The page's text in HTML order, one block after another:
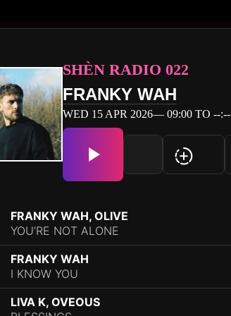
SHÈN RADIO 022
FRANKY WAH
WED 15 APR 2026— 09:00 TO --:--
FRANKY WAH, OLIVE
YOU’RE NOT ALONE
FRANKY WAH
I KNOW YOU
LIVA K, OVEOUS